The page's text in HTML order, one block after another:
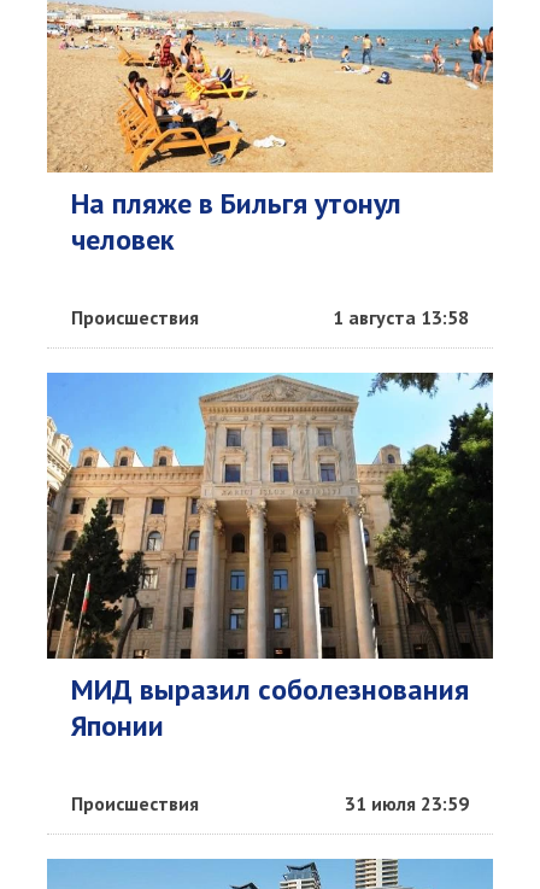
На пляже в Бильгя утонул
человек
Происшествия 1 августа 13:58
МИД выразил соболезнования
Японии
Происшествия 31 июля 23:59